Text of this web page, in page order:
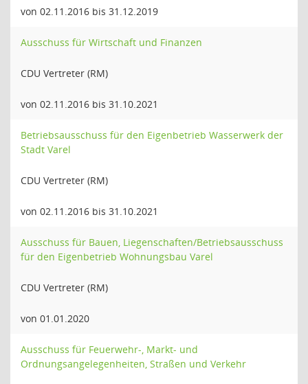
von 02.11.2016 bis 31.12.2019
Ausschuss für Wirtschaft und Finanzen
CDU Vertreter (RM)
von 02.11.2016 bis 31.10.2021
Betriebsausschuss für den Eigenbetrieb Wasserwerk der
Stadt Varel
CDU Vertreter (RM)
von 02.11.2016 bis 31.10.2021
Ausschuss für Bauen, Liegenschaften/Betriebsausschuss
für den Eigenbetrieb Wohnungsbau Varel
CDU Vertreter (RM)
von 01.01.2020
Ausschuss für Feuerwehr-, Markt- und
Ordnungsangelegenheiten, Straßen und Verkehr